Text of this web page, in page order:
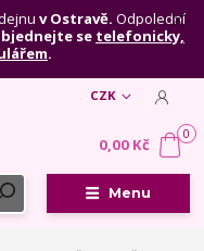
v Ostravě. Odpolední
se telefonicky,
.
Menu
CZK
0
0,00 Kč